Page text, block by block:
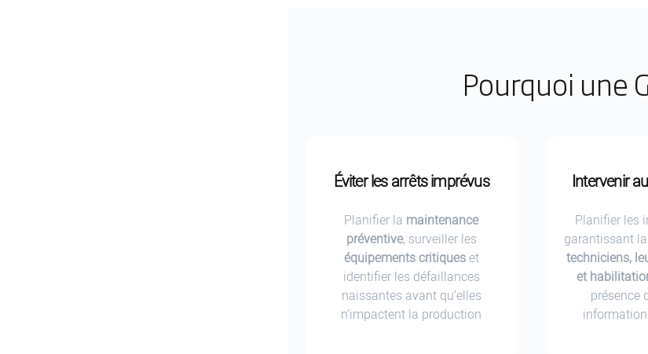
Pourquoi une
Éviter les arrêts imprévus
Planifier la maintenance
préventive, surveiller les
équipements critiqueset
identifier les défaillances
naissantes avant qu’elles
n’impactent la production
Intervenir
Planifier les
garantissant la
techniciens,
et
présence